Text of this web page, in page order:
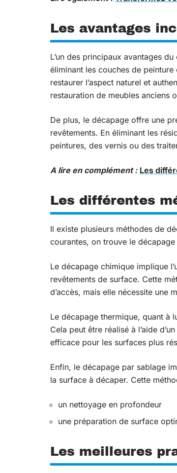
Les avantages
L’un des principaux avantages
éliminant les couches de
restaurer l’aspect naturel et
restauration de meubles anciens
De plus, le décapage offre une
revêtements. En éliminant les
peintures, des vernis ou des
A lire en complément : Les
Les différentes
Il existe plusieurs méthodes de
courantes, on trouve le
Le décapage chimique implique
revêtements de surface. Cette
d’accès, mais elle nécessite une
Le décapage thermique, quant à
Cela peut être réalisé à l’aide
efficace pour les surfaces plus
Enfin, le décapage par sablage
la surface à décaper. Cette
un nettoyage en profondeur
une préparation de surface
Les meilleures